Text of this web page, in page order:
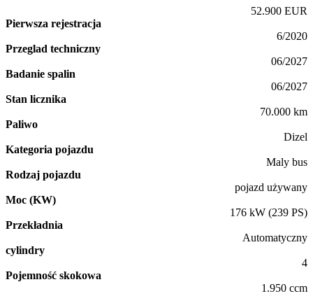
52.900 EUR
Pierwsza rejestracja
6/2020
Przeglad techniczny
06/2027
Badanie spalin
06/2027
Stan licznika
70.000 km
Paliwo
Dizel
Kategoria pojazdu
Maly bus
Rodzaj pojazdu
pojazd używany
Moc (KW)
176 kW (239 PS)
Przekładnia
Automatyczny
cylindry
4
Pojemność skokowa
1.950 ccm